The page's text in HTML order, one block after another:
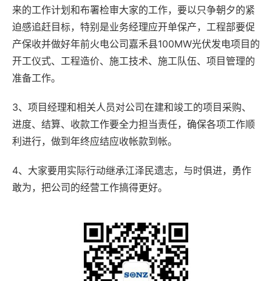
来的工作计划和布署检审大家的工作，要以只争朝夕的紧
迫感追赶目标，特别是业务经理应开单保产，工程部要促
产保收并做好年前火电公司嘉禾县100MW光伏发电项目的
开工仪式、工程造价、施工技术、施工队伍、项目管理的
准备工作。
3、项目经理和相关人员对公司在建和竣工的项目采购、
进度、结算、收款工作要全力担当责任，确保各项工作顺
利进行，做到年终应结应收帐款到帐。
4、大家要用实际行动继承江泽民遗志，与时俱进，勇作
敢为，把公司的经营工作搞得更好。